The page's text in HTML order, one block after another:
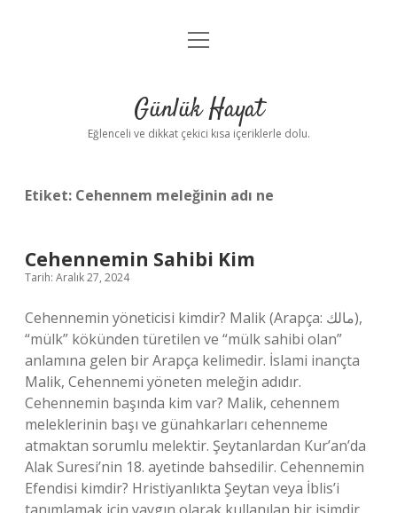
Anasayfa
Yasal Uyarı
menüyü
Günlük Hayat
Eğlenceli ve dikkat çekici kısa içeriklerle dolu.
Etiket: Cehennem meleğinin adı ne
Cehennemin Sahibi Kim
Tarih: Aralık 27, 2024
Cehennemin yöneticisi kimdir? Malik (Arapça: مالك),
“mülk” kökünden türetilen ve “mülk sahibi olan”
anlamına gelen bir Arapça kelimedir. İslami inançta
Malik, Cehennemi yöneten meleğin adıdır.
Cehennemin başında kim var? Malik, cehennem
meleklerinin başı ve günahkarları cehenneme
atmaktan sorumlu melektir. Şeytanlardan Kur’an’da
Alak Suresi’nin 18. ayetinde bahsedilir. Cehennemin
Efendisi kimdir? Hristiyanlıkta Şeytan veya İblis’i